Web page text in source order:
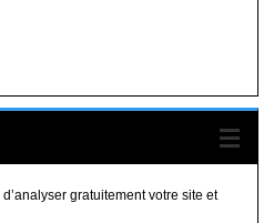
gratuitement votre site et